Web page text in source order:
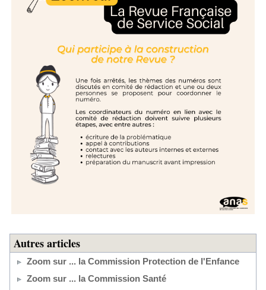
Autres articles
Zoom sur ... la Commission Protection de l'Enfance
Zoom sur ... la Commission Santé